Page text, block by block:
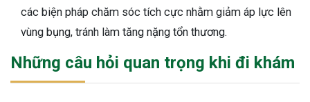
các biện pháp chăm sóc tích cực nhằm giảm áp lực lên
vùng bụng, tránh làm tăng nặng tổn thương.
Những câu hỏi quan trọng khi đi khám